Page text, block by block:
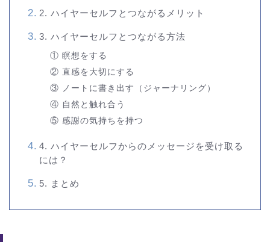
2. ハイヤーセルフとつながるメリット
3. ハイヤーセルフとつながる方法
① 瞑想をする
② 直感を大切にする
③ ノートに書き出す（ジャーナリング）
④ 自然と触れ合う
⑤ 感謝の気持ちを持つ
4. ハイヤーセルフからのメッセージを受け取る
には？
5. まとめ